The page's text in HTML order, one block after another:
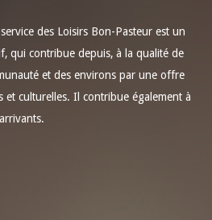
des Loisirs Bon-Pasteur est un
qui contribue depuis, à la qualité de
et des environs par une offre
et culturelles. Il contribue également à